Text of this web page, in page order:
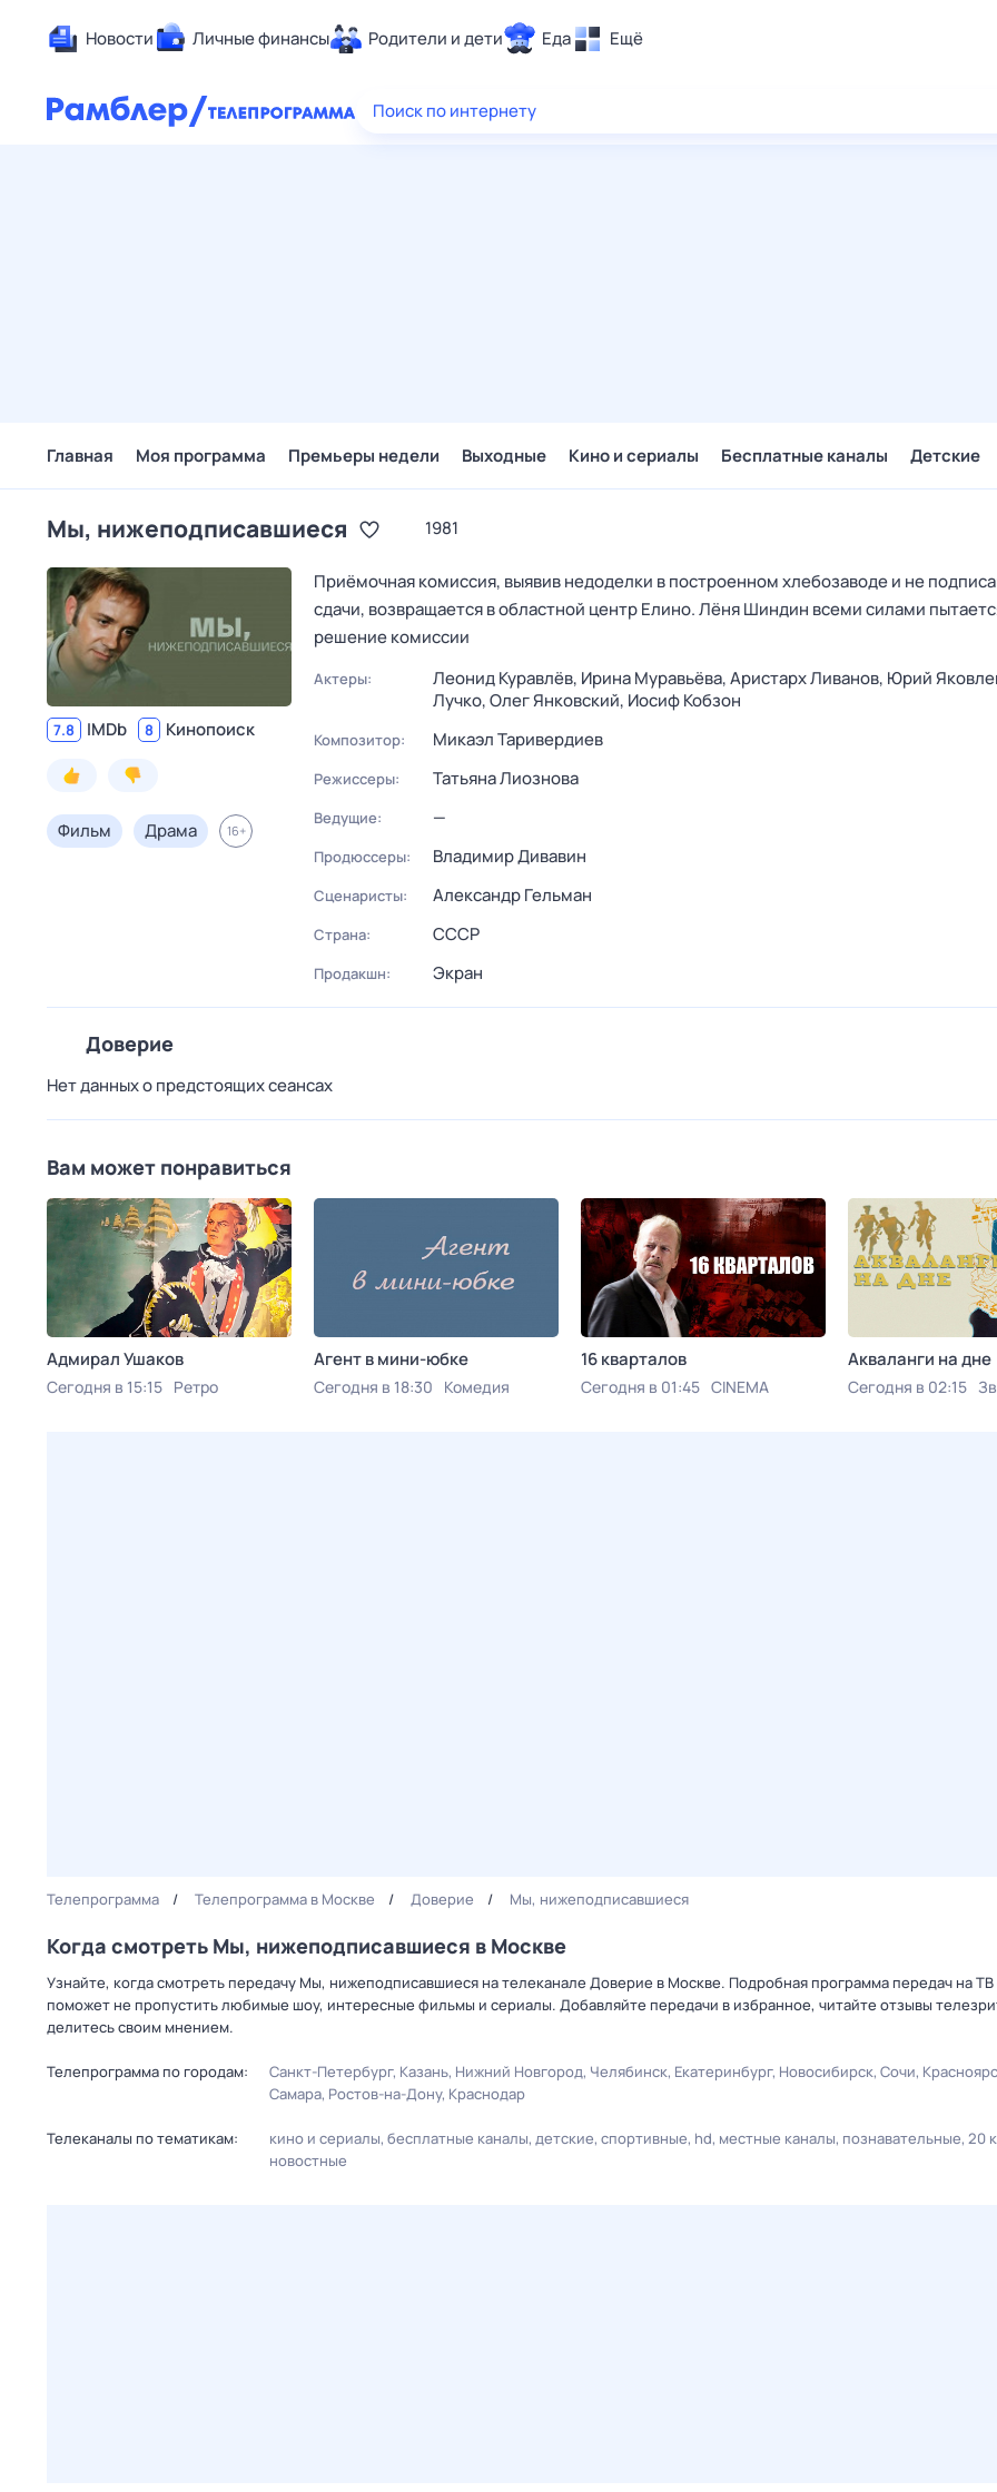
Новости Личные финансы Родители и дети Еда Ещё
Здоровье
Поиск по интернету
Главная Моя программа Премьеры недели Выходные Кино и сериалы Бесплатные каналы Детские
Мы, нижеподписавшиеся 1981
7.8 IMDb 8 Кинопоиск
Фильм Драма 16+
Приёмочная комиссия, выявив недоделки в построенном хлебозаводе и не
сдачи, возвращается в областной центр Елино. Лёня Шиндин всеми силами
решение комиссии
Актеры: Леонид Куравлёв, Ирина Муравьёва,Аристарх Ливанов, Юрий
Лучко,Олег Янковский, Иосиф Кобзон
Композитор: Микаэл Таривердиев
Режиссеры: Татьяна Лиознова
Ведущие: —
Продюссеры: Владимир Дивавин
Сценаристы: Александр Гельман
Страна: СССР
Продакшн: Экран
Доверие
Нет данных о предстоящих сеансах
Вам может понравиться
Адмирал Ушаков
Сегодня в 15:15 Ретро
Агент в мини-юбке
Сегодня в 18:30 Комедия
16 кварталов
Сегодня в 01:45 CINEMA
Акваланги на дне
Сегодня в 02:15
Телепрограмма Телепрограмма в Москве Доверие Мы, нижеподписавшиеся
Когда смотреть Мы, нижеподписавшиеся в Москве
Узнайте, когда смотреть передачу Мы, нижеподписавшиеся на телеканале Доверие в Москве. Подробная программа передач на
поможет не пропустить любимые шоу, интересные фильмы и сериалы. Добавляйте передачи в избранное, читайте отзывы
делитесь своим мнением.
Телепрограмма по городам: Санкт-Петербург Казань Нижний Новгород Челябинск Екатеринбург Новосибирск Сочи
Самара Ростов-на-Дону Краснодар
Телеканалы по тематикам: кино и сериалы бесплатные каналы детские спортивные hd местные каналы познавательные 20
новостные